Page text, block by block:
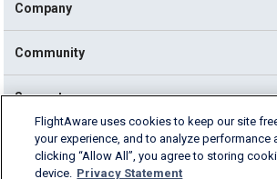
Company
Community
Support
English (USA)
2026 FlightAware
FlightAware uses cookies to keep our site
your experience, and to analyze performance
clicking “Allow All”, you agree to storing
device. Privacy Statement